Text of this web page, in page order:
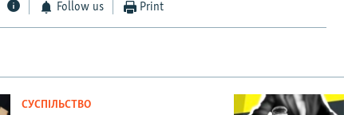
Follow us Print
СУСПІЛЬСТВО